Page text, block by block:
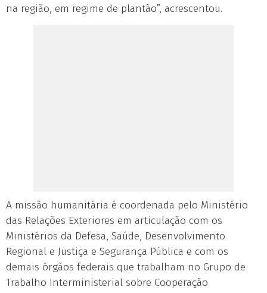
na região, em regime de plantão”, acrescentou.
A missão humanitária é coordenada pelo Ministério
das Relações Exteriores em articulação com os
Ministérios da Defesa, Saúde, Desenvolvimento
Regional e Justiça e Segurança Pública e com os
demais órgãos federais que trabalham no Grupo de
Trabalho Interministerial sobre Cooperação